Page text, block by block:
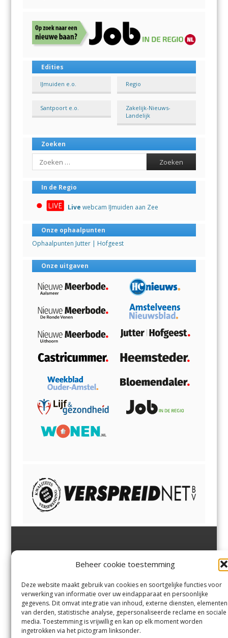
Beheer cookie toestemming
Deze website maakt gebruik van cookies en soortgelijke functies voor
verwerking van informatie over uw eindapparaat en persoonlijke
gegevens. Dit omvat integratie van inhoud, externe diensten, elementen
van derden, statistische analyse, gepersonaliseerde reclame en sociale
media. Toestemming is vrijwillig en kan op elk moment worden
ingetrokken via het pictogram linksonder.
Edities
IJmuiden e.o. Regio
Santpoort e.o.
Zakelijk-Nieuws-
Landelijk
Zoeken
Search
In de Regio
Live webcam IJmuiden aan Zee
Onze ophaalpunten
Ophaalpunten Jutter | Hofgeest
Onze uitgaven
Margadantstraat 34
0255-533900
info@jutter.nlofinfo@hofgee
st.nl
Velserbroek,Velsen-Zuid,
Zuid,Driehuisen
Spaarnwoude.
Contact